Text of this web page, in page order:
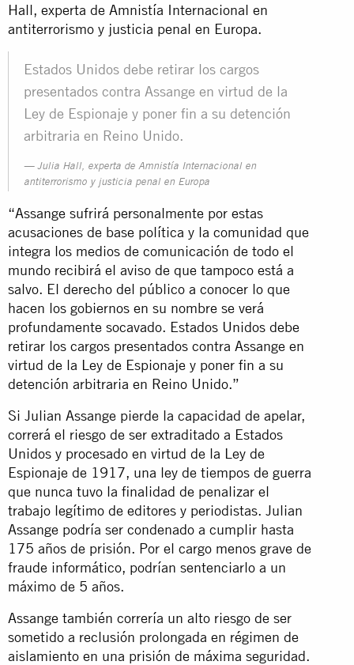
Hall, experta de Amnistía Internacional en
antiterrorismo y justicia penal en Europa.
Estados Unidos debe retirar los cargos
presentados contra Assange en virtud de la
Ley de Espionaje y poner fin a su detención
arbitraria en Reino Unido.
Julia Hall, experta de Amnistía Internacional en
antiterrorismo y justicia penal en Europa
“Assange sufrirá personalmente por estas
acusaciones de base política y la comunidad que
integra los medios de comunicación de todo el
mundo recibirá el aviso de que tampoco está a
salvo. El derecho del público a conocer lo que
hacen los gobiernos en su nombre se verá
profundamente socavado. Estados Unidos debe
retirar los cargos presentados contra Assange en
virtud de la Ley de Espionaje y poner fin a su
detención arbitraria en Reino Unido.”
Si Julian Assange pierde la capacidad de apelar,
correrá el riesgo de ser extraditado a Estados
Unidos y procesado en virtud de la Ley de
Espionaje de 1917, una ley de tiempos de guerra
que nunca tuvo la finalidad de penalizar el
trabajo legítimo de editores y periodistas. Julian
Assange podría ser condenado a cumplir hasta
175 años de prisión. Por el cargo menos grave de
fraude informático, podrían sentenciarlo a un
máximo de 5 años.
Assange también correría un alto riesgo de ser
sometido a reclusión prolongada en régimen de
aislamiento en una prisión de máxima seguridad.